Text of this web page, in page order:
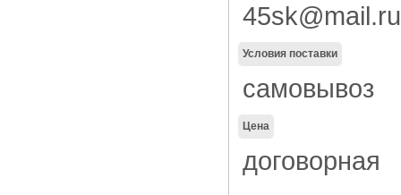
45sk@mail.ru
Условия поставки
самовывоз
Цена
договорная